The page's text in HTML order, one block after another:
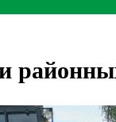
о.п. Радуга
проверит